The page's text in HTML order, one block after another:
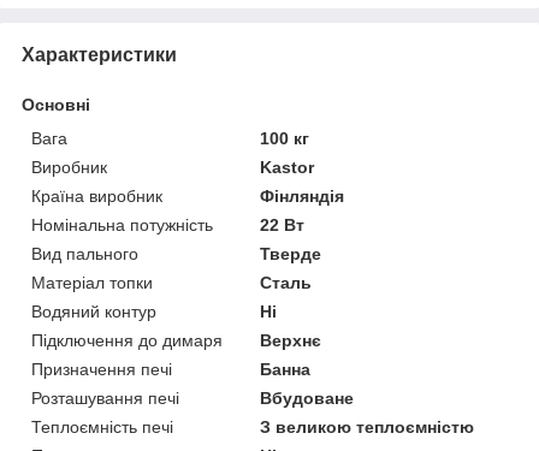
Характеристики
Основні
Вага
100 кг
Виробник
Kastor
Країна виробник
Фінляндія
Номінальна потужність
22 Вт
Вид пального
Тверде
Матеріал топки
Сталь
Водяний контур
Ні
Підключення до димаря
Верхнє
Призначення печі
Банна
Розташування печі
Вбудоване
Теплоємність печі
З великою теплоємністю